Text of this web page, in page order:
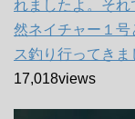
れましたよ。そ
然ネイチャー１
ス釣り行ってき
17,018views